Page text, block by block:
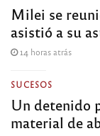
Milei se
asistió a su
14 horas atrás
SUCESOS
Un detenido
material de